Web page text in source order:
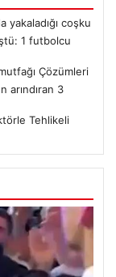
yakaladığı coşku
1 futbolcu
Çözümleri
arındıran 3
Tehlikeli